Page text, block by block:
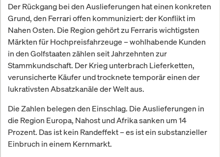
Der Rückgang bei den Auslieferungen hat einen konkreten
Grund, den Ferrari offen kommuniziert: der Konflikt im
Nahen Osten. Die Region gehört zu Ferraris wichtigsten
Märkten für Hochpreisfahrzeuge – wohlhabende Kunden
in den Golfstaaten zählen seit Jahrzehnten zur
Stammkundschaft. Der Krieg unterbrach Lieferketten,
verunsicherte Käufer und trocknete temporär einen der
lukrativsten Absatzkanäle der Welt aus.
Die Zahlen belegen den Einschlag. Die Auslieferungen in
die Region Europa, Nahost und Afrika sanken um 14
Prozent. Das ist kein Randeffekt – es ist ein substanzieller
Einbruch in einem Kernmarkt.